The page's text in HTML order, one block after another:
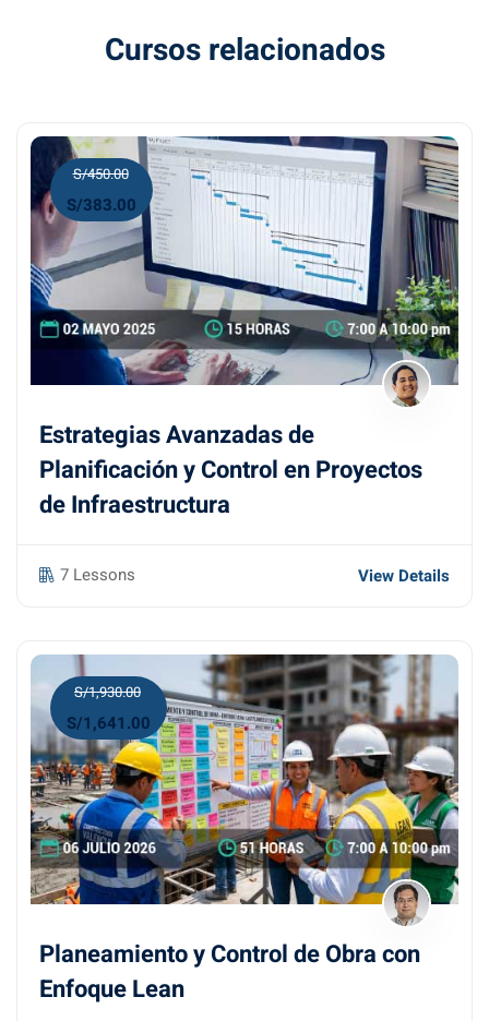
Cursos relacionados
S/450.00
S/383.00
Estrategias Avanzadas de
Planificación y Control en Proyectos
de Infraestructura
7 Lessons View Details
S/1,930.00
S/1,641.00
Planeamiento y Control de Obra con
Enfoque Lean